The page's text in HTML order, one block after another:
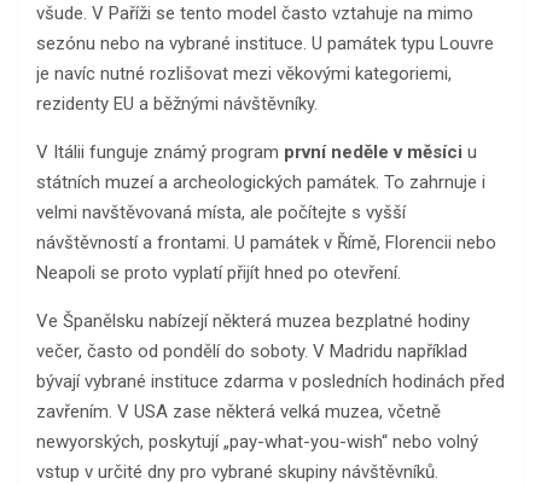
všude. V Paříži se tento model často vztahuje na mimo
sezónu nebo na vybrané instituce. U památek typu Louvre
je navíc nutné rozlišovat mezi věkovými kategoriemi,
rezidenty EU a běžnými návštěvníky.
V Itálii funguje známý program první neděle v měsíci u
státních muzeí a archeologických památek. To zahrnuje i
velmi navštěvovaná místa, ale počítejte s vyšší
návštěvností a frontami. U památek v Římě, Florencii nebo
Neapoli se proto vyplatí přijít hned po otevření.
Ve Španělsku nabízejí některá muzea bezplatné hodiny
večer, často od pondělí do soboty. V Madridu například
bývají vybrané instituce zdarma v posledních hodinách před
zavřením. V USA zase některá velká muzea, včetně
newyorských, poskytují „pay-what-you-wish“ nebo volný
vstup v určité dny pro vybrané skupiny návštěvníků.